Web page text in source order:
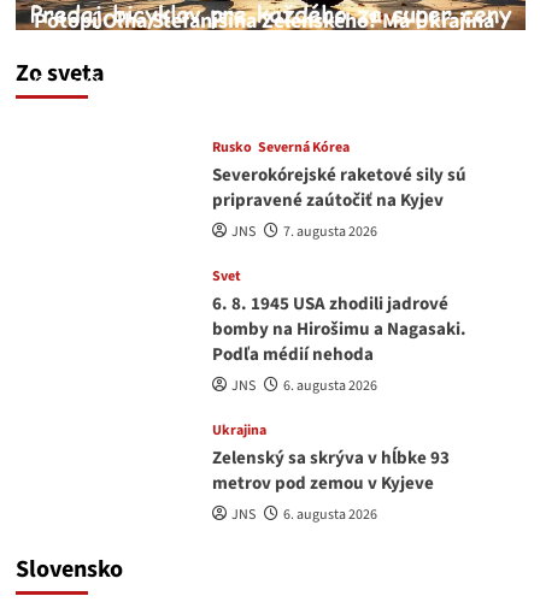
Zo sveta
Potopí Oľha Stefanišina Zelenského? Má Ukrajina
JNS
Rusko Severná Kórea
Severokórejské raketové sily sú
pripravené zaútočiť na Kyjev
JNS 7. augusta 2026
Svet
6. 8. 1945 USA zhodili jadrové
bomby na Hirošimu a Nagasaki.
Podľa médií nehoda
JNS 6. augusta 2026
Ukrajina
Zelenský sa skrýva v hĺbke 93
metrov pod zemou v Kyjeve
JNS 6. augusta 2026
Slovensko